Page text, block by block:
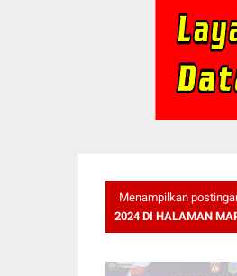
Menampilkan
2024 DI HALAMAN